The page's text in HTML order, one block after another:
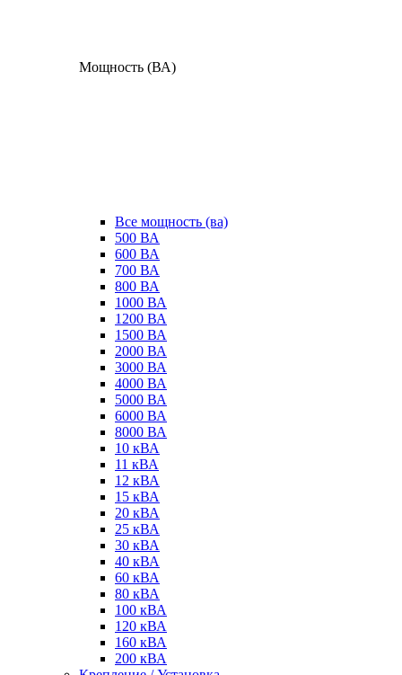
Мощность (ВА)
Все мощность (ва)
500 ВА
600 ВА
700 ВА
800 ВА
1000 ВА
1200 ВА
1500 ВА
2000 ВА
3000 ВА
4000 ВА
5000 ВА
6000 ВА
8000 ВА
10 кВА
11 кВА
12 кВА
15 кВА
20 кВА
25 кВА
30 кВА
40 кВА
60 кВА
80 кВА
100 кВА
120 кВА
160 кВА
200 кВА